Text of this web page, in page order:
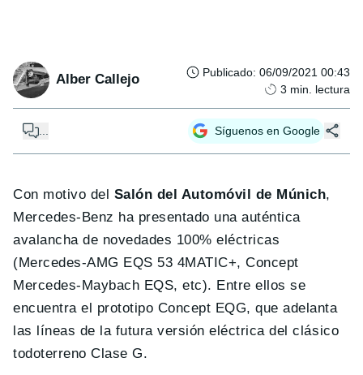
Alber Callejo Publicado: 06/09/2021 00:43
3 min. lectura
Síguenos en Google
Con motivo del Salón del Automóvil de Múnich,
Mercedes-Benz ha presentado una auténtica
avalancha de novedades 100% eléctricas
(Mercedes-AMG EQS 53 4MATIC+, Concept
Mercedes-Maybach EQS, etc). Entre ellos se
encuentra el prototipo Concept EQG, que adelanta
las líneas de la futura versión eléctrica del clásico
todoterreno Clase G.